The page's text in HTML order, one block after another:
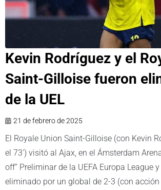
Kevin Rodríguez y el
Saint-Gilloise fueron
de la UEL
21 de febrero de 2025
El Royale Union Saint-Gilloise (con Kevin
el 73') visitó al Ajax, en el Ámsterdam
off” Preliminar de la UEFA Europa League
eliminado por un global de 2-3 (con